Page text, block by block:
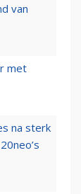
van
met
na sterk